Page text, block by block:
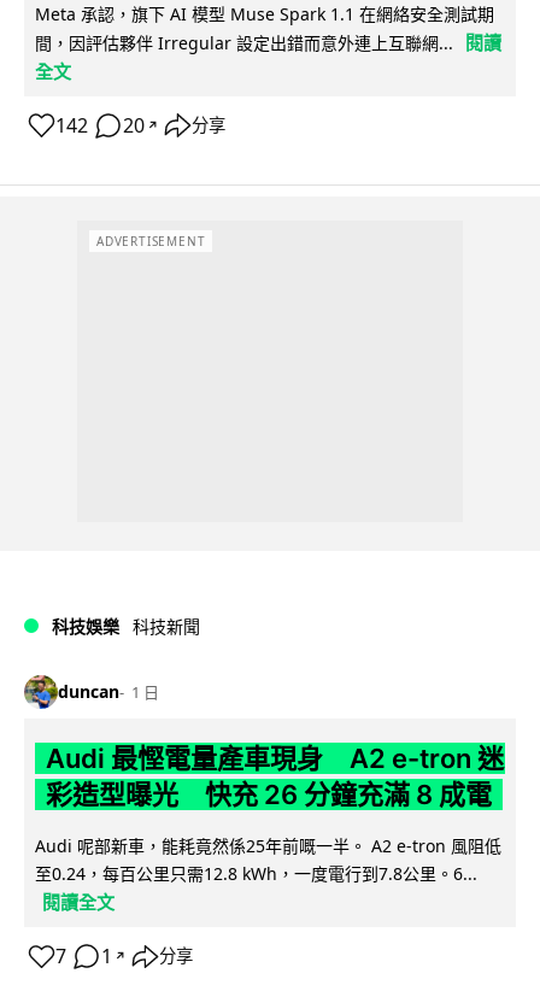
Meta 承認，旗下 AI 模型 Muse Spark 1.1 在網絡安全測試期
間，因評估夥伴 Irregular 設定出錯而意外連上互聯網...
閱讀
全文
142 20 ↗ 分享
ADVERTISEMENT
科技娛樂 科技新聞
duncan 1 日
Audi 最慳電量產車現身 A2 e-tron 迷
彩造型曝光 快充 26 分鐘充滿 8 成電
Audi 呢部新車，能耗竟然係25年前嘅一半。 A2 e-tron 風阻低
至0.24，每百公里只需12.8 kWh，一度電行到7.8公里。6...
閱讀全文
7 1 ↗ 分享